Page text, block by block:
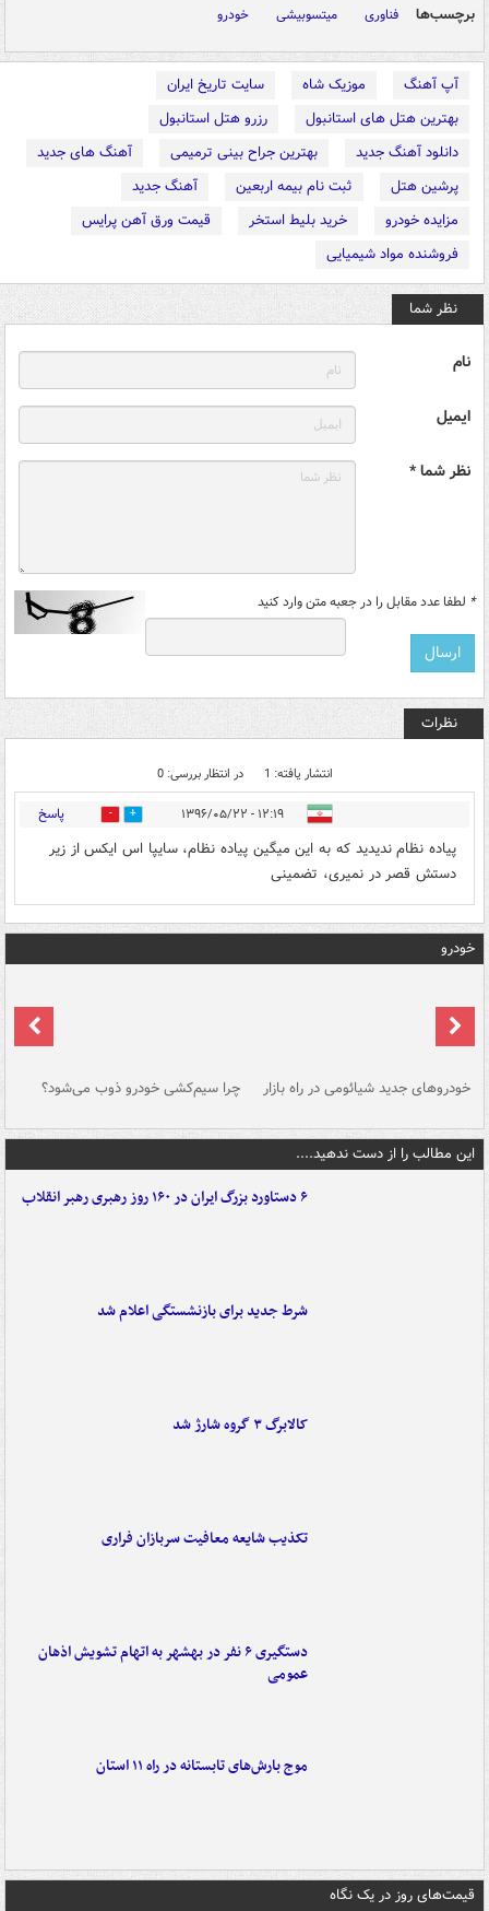
برچسب‌ها فناوری میتسوبیشی خودرو
آپ آهنگ موزیک شاه
سایت تاریخ ایران
بهترین هتل های استانبول
رزرو هتل استانبول
دانلود آهنگ جدید
بهترین جراح بینی ترمیمی
آهنگ های جدید
پرشین هتل
ثبت نام بیمه اربعین
آهنگ جدید
مزایده خودرو
خرید بلیط استخر
قیمت ورق آهن پرایس
فروشنده مواد شیمیایی
نظر شما
نام
ایمیل
نظر شما *
* لطفا عدد مقابل را در جعبه متن وارد کنید
نظرات
انتشار یافته: 1 در انتظار بررسی: 0
۱۲:۱۹ - ۱۳۹۶/۰۵/۲۲ 16 پاسخ
پیاده نظام ندیدید که به این میگین پیاده نظام، سایپا اس ایکس از زیر
دستش قصر در نمیری، تضمینی
خودرو
خودروهای جدید شیائومی در راه بازار چرا سیم‌کشی خودرو ذوب می‌شود؟
این مطالب را از دست ندهید....
۶ دستاورد بزرگ ایران در ۱۶۰ روز رهبری رهبر انقلاب
شرط جدید برای بازنشستگی اعلام شد
کالابرگ ۳ گروه شارژ شد
تکذیب شایعه معافیت سربازان فراری
دستگیری ۶ نفر در بهشهر به اتهام تشویش اذهان
عمومی
موج بارش‌های تابستانه در راه ۱۱ استان
قیمت‌های روز در یک نگاه